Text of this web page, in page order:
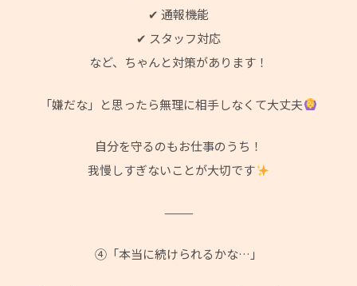
✔ 通報機能
✔ スタッフ対応
など、ちゃんと対策があります！
「嫌だな」と思ったら無理に相手しなくて大丈夫
自分を守るのもお仕事のうち！
我慢しすぎないことが大切です
⸻
④「本当に続けられるかな…」